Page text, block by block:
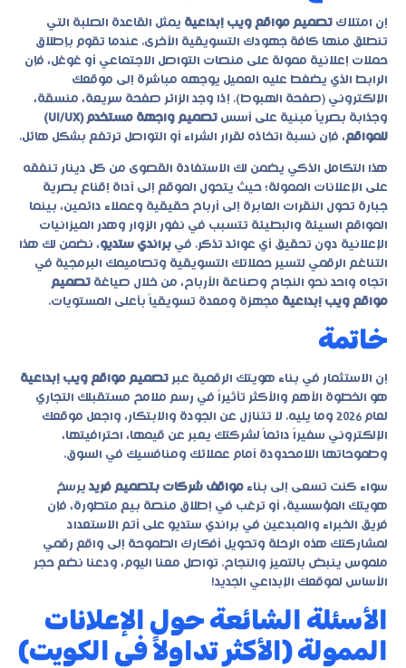
إن امتلاك تصميم مواقع ويب إبداعية يمثل القاعدة الصلبة التي
تنطلق منها كافة جهودك التسويقية الأخرى. عندما تقوم بإطلاق
حملات إعلانية ممولة على منصات التواصل الاجتماعي أو غوغل، فإن
الرابط الذي يضغط عليه العميل يوجهه مباشرة إلى موقعك
الإلكتروني (صفحة الهبوط). إذا وجد الزائر صفحة سريعة، منسقة،
وجذابة بصرياً مبنية على أسس
تصميم واجهة مستخدم (UI/UX)
للمواقع، فإن نسبة اتخاذه لقرار الشراء أو التواصل ترتفع بشكل هائل.
هذا التكامل الذكي يضمن لك الاستفادة القصوى من كل دينار تنفقه
على الإعلانات الممولة؛ حيث يتحول الموقع إلى أداة إقناع بصرية
جبارة تحول النقرات العابرة إلى أرباح حقيقية وعملاء دائمين، بينما
المواقع السيئة والبطيئة تتسبب في نفور الزوار وهدر الميزانيات
الإعلانية دون تحقيق أي عوائد تذكر. في براندي ستديو، نضمن لك هذا
التناغم الرقمي لتسير حملاتك التسويقية وتصاميمك البرمجية في
اتجاه واحد نحو النجاح وصناعة الأرباح، من خلال صياغة تصميم
مواقع ويب إبداعية مجهزة ومعدة تسويقياً بأعلى المستويات.
خاتمة
إن الاستثمار في بناء هويتك الرقمية عبر تصميم مواقع ويب إبداعية
هو الخطوة الأهم والأكثر تأثيراً في رسم ملامح مستقبلك التجاري
لعام 2026 وما يليه. لا تتنازل عن الجودة والابتكار، واجعل موقعك
الإلكتروني سفيراً دائماً لشركتك يعبر عن قيمها، احترافيتها،
وطموحاتها اللامحدودة أمام عملائك ومنافسيك في السوق.
سواء كنت تسعى إلى بناء مواقف شركات بتصميم فريديرسخ
هويتك المؤسسية، أو ترغب في إطلاق منصة بيع متطورة، فإن
فريق الخبراء والمبدعين في براندي ستديو على أتم الاستعداد
لمشاركتك هذه الرحلة وتحويل أفكارك الطموحة إلى واقع رقمي
ملموس ينبض بالتميز والنجاح. تواصل معنا اليوم، ودعنا نضع حجر
الأساس لموقعك الإبداعي الجديد!
الأسئلة الشائعة حول الإعلانات
الممولة (الأكثر تداولاً في الكويت)